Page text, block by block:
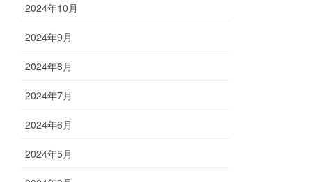
2024年10月
2024年9月
2024年8月
2024年7月
2024年6月
2024年5月